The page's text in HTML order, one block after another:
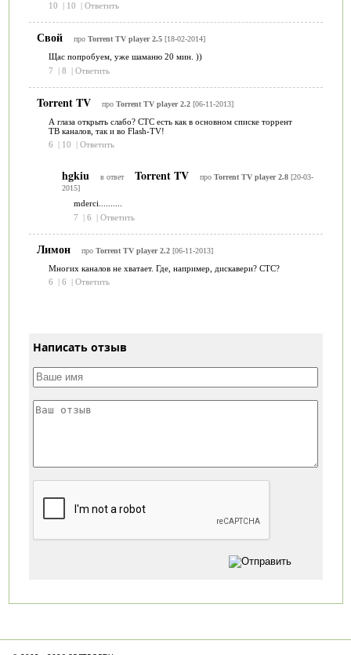
10
| 10 | Ответить
Свой про Torrent TV player 2.5[18-02-2014]
Щас попробуем, уже шаманю 20 мин. ))
7
| 8 | Ответить
Torrent TV про Torrent TV player 2.2[06-11-2013]
А глаза открыть слабо? СТС есть как в основном списке торрент
ТВ каналов, так и во Flash-TV!
6
| 10 | Ответить
hgkiu в ответ Torrent TV про Torrent TV player 2.8[20-03-
2015]
mderci..........
7
| 6 | Ответить
Лимон про Torrent TV player 2.2[06-11-2013]
Многих каналов не хватает. Где, например, дискавери? СТС?
6
| 6 | Ответить
Написать отзыв